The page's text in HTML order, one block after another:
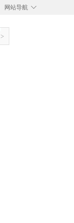
◇
网站导航
>